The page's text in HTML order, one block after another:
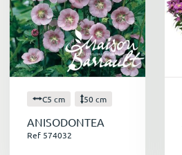
C5 cm 50 cm
ANISODONTEA
Ref 574032